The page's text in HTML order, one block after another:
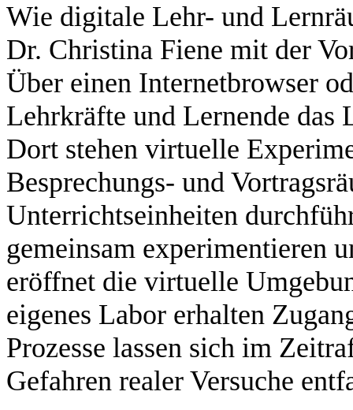
Wie digitale Lehr- und
Dr. Christina Fiene mit der
Über einen Internetbrowser
Lehrkräfte und Lernende das
Dort stehen virtuelle
Besprechungs- und
Unterrichtseinheiten
gemeinsam experimentieren
eröffnet die virtuelle
eigenes Labor erhalten
Prozesse lassen sich im
Gefahren realer Versuche